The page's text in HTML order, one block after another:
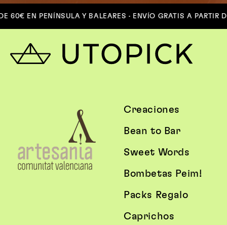
PENÍNSULA Y BALEARES · ENVÍO GRATIS A PARTIR DE
Creaciones
Bean to Bar
Sweet Words
Bombetas Peim!
Packs Regalo
Caprichos